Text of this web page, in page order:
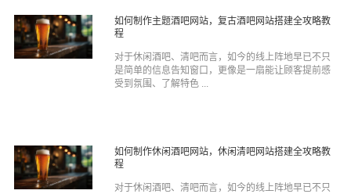
如何制作主题酒吧网站，复古酒吧网站搭建全攻略教
程
对于休闲酒吧、清吧而言，如今的线上阵地早已不只
是简单的信息告知窗口，更像是一扇能让顾客提前感
受到氛围、了解特色 ...
如何制作休闲酒吧网站，休闲清吧网站搭建全攻略教
程
对于休闲酒吧、清吧而言，如今的线上阵地早已不只